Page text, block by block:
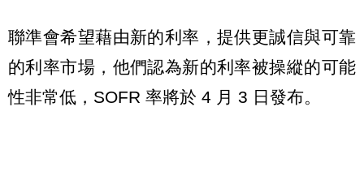
聯準會希望藉由新的利率，提供更誠信與可靠
的利率市場，他們認為新的利率被操縱的可能
性非常低，SOFR 率將於 4 月 3 日發布。